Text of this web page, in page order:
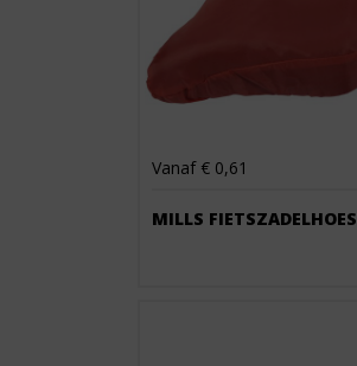
Vanaf € 0,61
MILLS FIETSZADELHOES